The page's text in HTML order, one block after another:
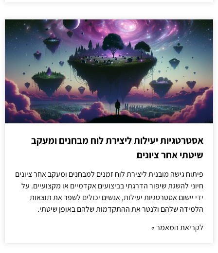
אסטרטגיות יעילות ליצירת לוח מבחנים ומעקב
שיטתי אחר ציונים
פיתוח גישה מובנית ליצירת לוח זמנים למבחנים ומעקב אחר ציונים
חיוני להשגת שיפור הדרגתי בביצועים אקדמיים או מקצועיים. על
ידי יישום אסטרטגיות יעילות, אנשים יכולים לשפר את תוצאות
הלמידה שלהם ולנטר את ההתקדמות שלהם באופן שיטתי.
לקריאת המאמר »